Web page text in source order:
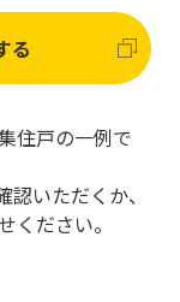
る
住戸の一例で
いただくか、
ください。